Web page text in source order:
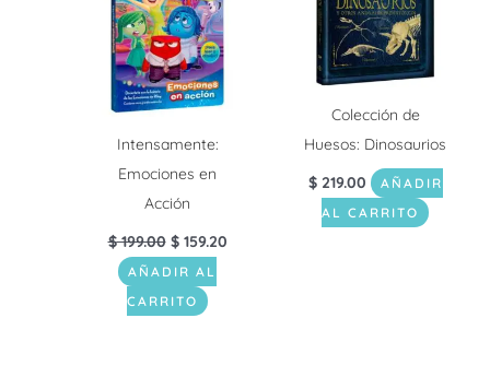
Intensamente:
Emociones en
Acción
$199.00 $159.20
AÑADIR AL
CARRITO
Colección de
Huesos: Dinosaurios
$219.00
AÑADIR
AL CARRITO